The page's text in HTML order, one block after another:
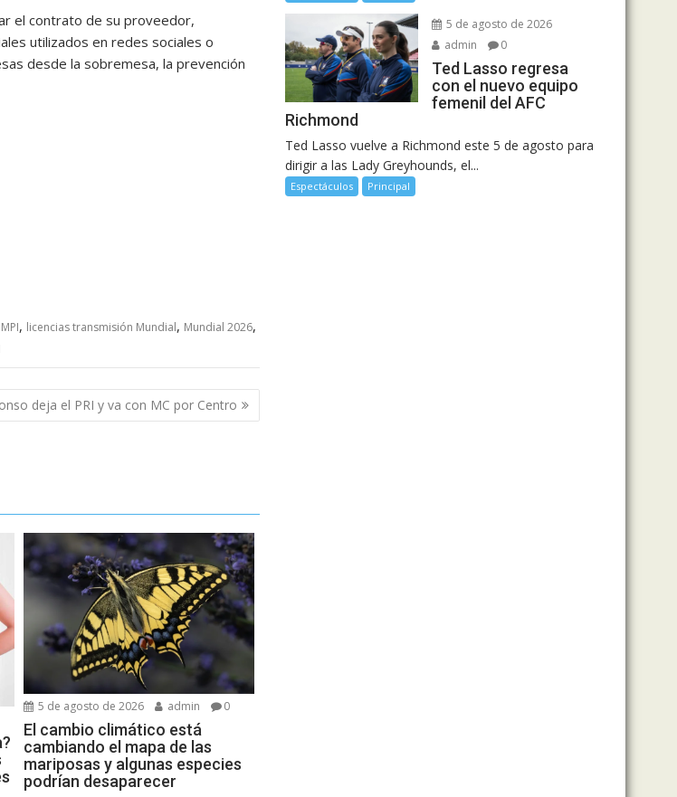
el contrato de su proveedor,
utilizados en redes sociales o
desde la sobremesa, la prevención
IMPI, licencias transmisión Mundial, Mundial 2026,
deja el PRI y va con MC por Centro
5 de agosto de 2026 admin 0
El cambio climático está
cambiando el mapa de las
mariposas y algunas especies
podrían desaparecer
5 de agosto de 2026
admin
0
Ted Lasso regresa
con el nuevo equipo
femenil del AFC
Richmond
Ted Lasso vuelve a Richmond este 5 de agosto para
dirigir a las Lady Greyhounds, el...
Espectáculos Principal